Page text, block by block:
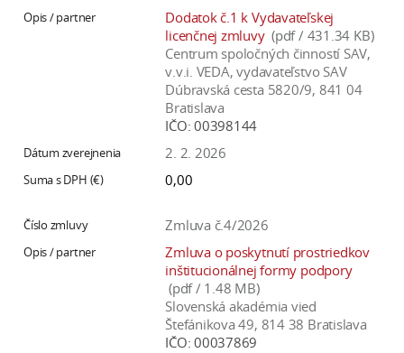
Dodatok č.1 k Vydavateľskej
licenčnej zmluvy (pdf / 431.34 KB)
Centrum spoločných činností SAV,
v.v.i. VEDA, vydavateľstvo SAV
Dúbravská cesta 5820/9, 841 04
Bratislava
IČO: 00398144
2. 2. 2026
0,00
Zmluva č.4/2026
Zmluva o poskytnutí prostriedkov
inštitucionálnej formy podpory
(pdf / 1.48 MB)
Slovenská akadémia vied
Štefánikova 49, 814 38 Bratislava
IČO: 00037869